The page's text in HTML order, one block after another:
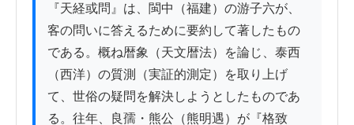
『天経或問』は、閩中（福建）の游子六が、
客の問いに答えるために要約して著したもの
である。概ね暦象（天文暦法）を論じ、泰西
（西洋）の質測（実証的測定）を取り上げ
て、世俗の疑問を解決しようとしたものであ
る。往年、良孺・熊公（熊明遇）が『格致